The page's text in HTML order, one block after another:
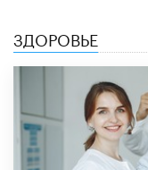
ЗДОРОВЬЕ